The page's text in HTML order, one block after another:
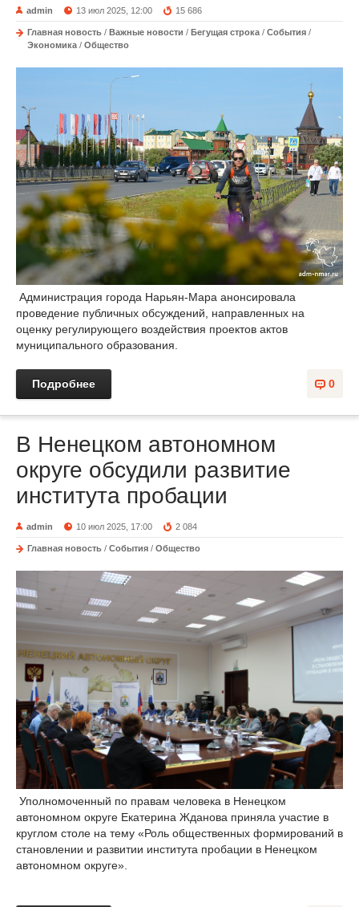
admin 13 июл 2025, 12:00 15 686
Главная новость / Важные новости / Бегущая строка / События /
Экономика / Общество
Администрация города Нарьян-Мара анонсировала
проведение публичных обсуждений, направленных на
оценку регулирующего воздействия проектов актов
муниципального образования.
0
Подробнее
В Ненецком автономном
округе обсудили развитие
института пробации
admin 10 июл 2025, 17:00 2 084
Главная новость / События / Общество
Уполномоченный по правам человека в Ненецком
автономном округе Екатерина Жданова приняла участие в
круглом столе на тему «Роль общественных формирований в
становлении и развитии института пробации в Ненецком
автономном округе».